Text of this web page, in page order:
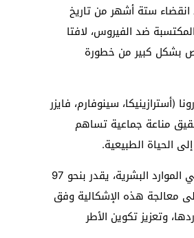
انقضاء ستة أشهر من تاريخ
ضد الفيروس، لافتا
من الإصابة بكوفيد-19، ولكنه يقلص بشكل كبير من خطورة
(أسترازينيكا، سينوفارم، فايزر
19، كان الهدف منه تحقيق مناعة جماعية تساهم
الحياة الطبيعية.
من جهة أخرى، أكد آيت الطالب أن المنظومة الصحية تعاني من عجز في الموارد البشرية، يقدر بنحو 97
معالجة هذه الإشكالية وفق
وتعزيز تكوين الأطر